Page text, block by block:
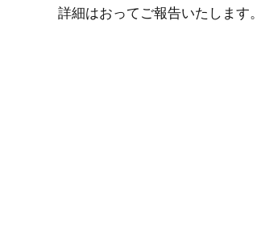
詳細はおってご報告いたします。